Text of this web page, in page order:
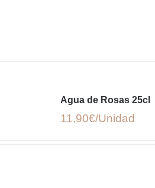
Agua de Rosas 25cl
11,90€